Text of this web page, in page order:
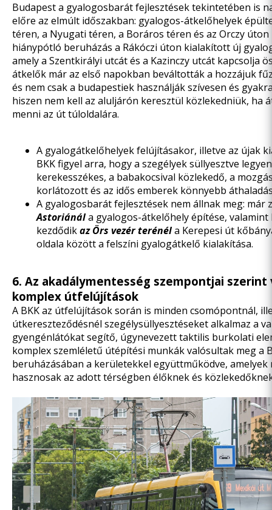
Budapest a gyalogosbarát fejlesztések tekintetében is
előre az elmúlt időszakban: gyalogos-átkelőhelyek
téren, a Nyugati téren, a Boráros téren és az Orczy úton
hiánypótló beruházás a Rákóczi úton kialakított új
amely a Szentkirályi utcát és a Kazinczy utcát kapcsolja
átkelők már az első napokban beváltották a hozzájuk
és nem csak a budapestiek használják szívesen és
hiszen nem kell az aluljárón keresztül közlekedniük, ha
menni az út túloldalára.
A gyalogátkelőhelyek felújításakor, illetve az újak
BKK figyel arra, hogy a szegélyek süllyesztve
kerekesszékes, a babakocsival közlekedő, a
korlátozott és az idős emberek könnyebb
A gyalogosbarát fejlesztések nem állnak meg: már
Astoriánála gyalogos-átkelőhely építése, valamint
kezdődikaz Örs vezér terénéla Kerepesi út
oldala között a felszíni gyalogátkelő kialakítása.
6. Az akadálymentesség szempontjai
komplex útfelújítások
A BKK az útfelújítások során is minden csomópontnál,
útkereszteződésnél szegélysüllyesztéseket alkalmaz a
gyengénlátókat segítő, úgynevezett taktilis burkolati
komplex szemléletű útépítési munkák valósultak meg a
beruházásában a kerületekkel együttműködve, amelyek
hasznosak az adott térségben élőknek és